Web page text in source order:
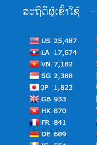
ສະຖິຕິຜູ້ເຂົ້າໃຊ້